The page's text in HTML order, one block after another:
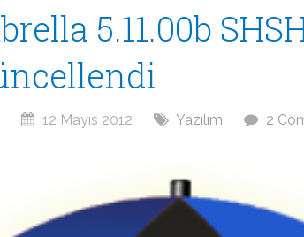
5.11.00b
12 Mayıs 2012 Yazılım 2